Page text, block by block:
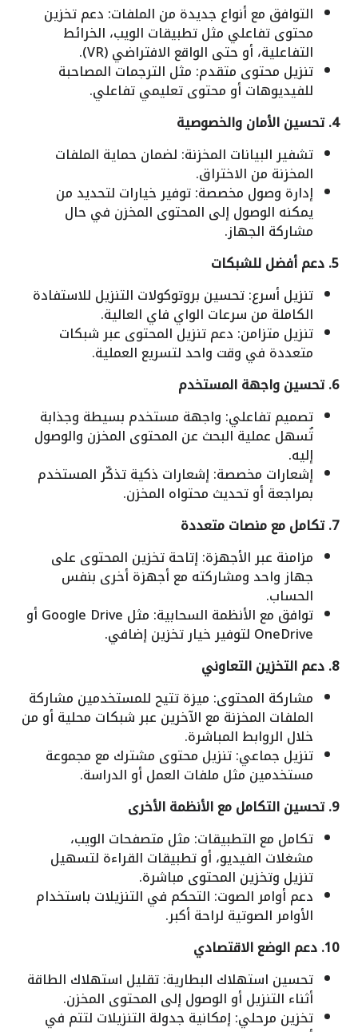
التوافق مع أنواع جديدة من الملفات: دعم تخزين
محتوى تفاعلي مثل تطبيقات الويب، الخرائط
التفاعلية، أو حتى الواقع الافتراضي (VR).
تنزيل محتوى متقدم: مثل الترجمات المصاحبة
للفيديوهات أو محتوى تعليمي تفاعلي.
4. تحسين الأمان والخصوصية
تشفير البيانات المخزنة: لضمان حماية الملفات
المخزنة من الاختراق.
إدارة وصول مخصصة: توفير خيارات لتحديد من
يمكنه الوصول إلى المحتوى المخزن في حال
مشاركة الجهاز.
5. دعم أفضل للشبكات
تنزيل أسرع: تحسين بروتوكولات التنزيل للاستفادة
الكاملة من سرعات الواي فاي العالية.
تنزيل متزامن: دعم تنزيل المحتوى عبر شبكات
متعددة في وقت واحد لتسريع العملية.
6. تحسين واجهة المستخدم
تصميم تفاعلي: واجهة مستخدم بسيطة وجذابة
تُسهل عملية البحث عن المحتوى المخزن والوصول
إليه.
إشعارات مخصصة: إشعارات ذكية تذكّر المستخدم
بمراجعة أو تحديث محتواه المخزن.
7. تكامل مع منصات متعددة
مزامنة عبر الأجهزة: إتاحة تخزين المحتوى على
جهاز واحد ومشاركته مع أجهزة أخرى بنفس
الحساب.
توافق مع الأنظمة السحابية: مثل Google Drive أو
OneDrive لتوفير خيار تخزين إضافي.
8. دعم التخزين التعاوني
مشاركة المحتوى: ميزة تتيح للمستخدمين مشاركة
الملفات المخزنة مع الآخرين عبر شبكات محلية أو من
خلال الروابط المباشرة.
تنزيل جماعي: تنزيل محتوى مشترك مع مجموعة
مستخدمين مثل ملفات العمل أو الدراسة.
9. تحسين التكامل مع الأنظمة الأخرى
تكامل مع التطبيقات: مثل متصفحات الويب،
مشغلات الفيديو، أو تطبيقات القراءة لتسهيل
تنزيل وتخزين المحتوى مباشرة.
دعم أوامر الصوت: التحكم في التنزيلات باستخدام
الأوامر الصوتية لراحة أكبر.
10. دعم الوضع الاقتصادي
تحسين استهلاك البطارية: تقليل استهلاك الطاقة
أثناء التنزيل أو الوصول إلى المحتوى المخزن.
تخزين مرحلي: إمكانية جدولة التنزيلات لتتم في